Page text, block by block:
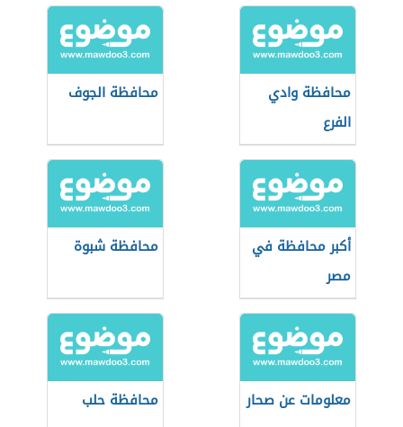
محافظة وادي
الفرع
محافظة الجوف
أكبر محافظة في
مصر
محافظة شبوة
معلومات عن صحار محافظة حلب